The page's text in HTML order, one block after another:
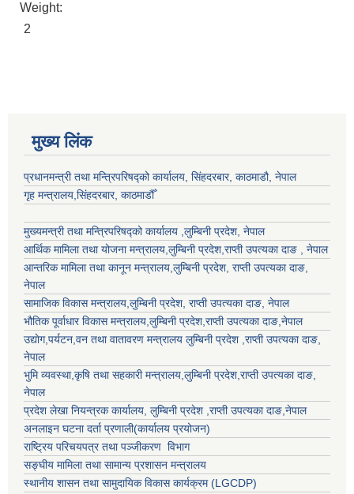
Weight:
2
मुख्य लिंक
प्रधानमन्त्री तथा मन्त्रिपरिषद्को कार्यालय, सिंहदरबार, काठमाडौ, नेपाल
गृह मन्त्रालय,सिंहदरबार, काठमाडौँ
मुख्यमन्त्री तथा मन्त्रिपरिषद्को कार्यालय ,लुम्बिनी प्रदेश, नेपाल
आर्थिक मामिला तथा योजना मन्त्रालय,लुम्बिनी प्रदेश,राप्ती उपत्यका दाङ , नेपाल
आन्तरिक मामिला तथा कानून मन्त्रालय,लुम्बिनी प्रदेश, राप्ती उपत्यका दाङ,
नेपाल
सामाजिक विकास मन्त्रालय,लुम्बिनी प्रदेश, राप्ती उपत्यका दाङ, नेपाल
भौतिक पूर्वाधार विकास मन्त्रालय,लुम्बिनी प्रदेश,राप्ती उपत्यका दाङ,नेपाल
उद्याेग,पर्यटन,वन तथा वातावरण मन्त्रालय लुम्बिनी प्रदेश ,राप्ती उपत्यका दाङ,
नेपाल
भुमि व्यवस्था,कृषि तथा सहकारी मन्त्रालय,लुम्बिनी प्रदेश,राप्ती उपत्यका दाङ,
नेपाल
प्रदेश लेखा नियन्त्रक कार्यालय, लुम्बिनी प्रदेश ,राप्ती उपत्यका दाङ,नेपाल
अनलाइन घटना दर्ता प्रणाली(कार्यालय प्रयोजन)
राष्ट्रिय परिचयपत्र तथा पञ्जीकरण विभाग
सङ्घीय मामिला तथा सामान्य प्रशासन मन्त्रालय
स्थानीय शासन तथा सामुदायिक विकास कार्यक्रम (LGCDP)